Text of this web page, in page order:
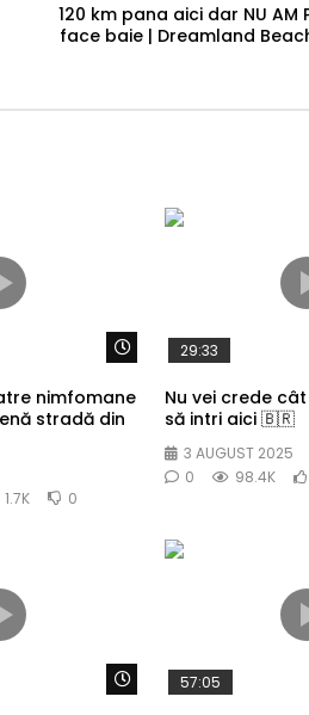
120 km pana aici dar NU AM
face baie | Dreamland
Watch Later
nimfomane
stradă din
1.7K 0
29:33
Nu vei crede
să intri aici 🇧🇷
3 AUGUST 2025
0
98.4K
Watch Later
57:05